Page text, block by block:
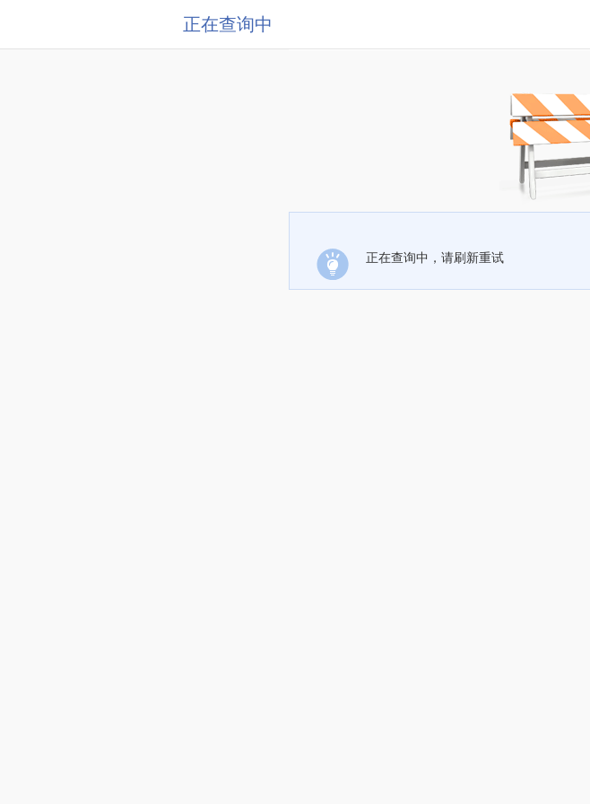
正在查询中
正在查询中，请刷新重试